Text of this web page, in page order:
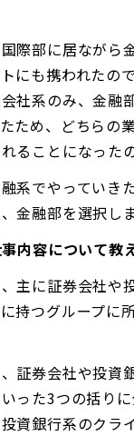
際部に居ながら
にも携われたの
社系のみ、金融
ため、どちらの
ることになったの
系でやっていき
金融部を選択し
事内容について教
主に証券会社や
持つグループに
証券会社や投資
った3つの括りに
資銀行系のクラ